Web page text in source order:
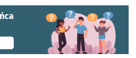
- otworzy się w nowej karcie